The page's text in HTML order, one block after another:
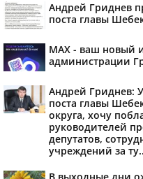
Андрей Гриднев
поста главы
MAX - ваш новый
администрации
Андрей Гриднев:
поста главы
округа, хочу
руководителей
депутатов,
учреждений за